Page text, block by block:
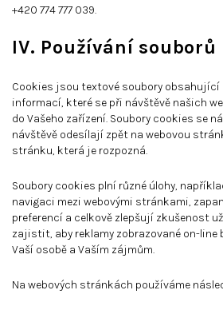
+420 774 777 039.
IV. Používání souborů
Cookies jsou textové soubory obsahující
informací, které se při návštěvě našich
do Vašeho zařízení. Soubory cookies se
návštěvě odesílají zpět na webovou
stránku, která je rozpozná.
Soubory cookies plní různé úlohy,
navigaci mezi webovými stránkami,
preferencí a celkově zlepšují zkušenost
zajistit, aby reklamy zobrazované on-line
Vaší osobě a Vaším zájmům.
Na webových stránkách používáme